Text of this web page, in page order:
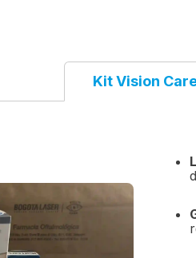
Kit Vision